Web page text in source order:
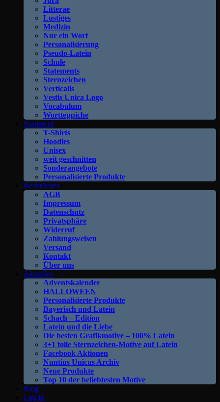
Litterae
Lustiges
Medizin
Nur ein Wort
Personalisierung
Pseudo-Latein
Schule
Statements
Sternzeichen
Verticalis
Vestis Unica Logo
Vocabulum
Wortteppiche
Sortiment
T-Shirts
Hoodies
Unisex
weit geschnitten
Sonderangebote
Personalisierte Produkte
Rechtliches
AGB
Impressum
Datenschutz
Privatsphäre
Widerruf
Zahlungsweisen
Versand
Kontakt
Über uns
Aktuelles
Adventskalender
HALLOWEEN
Personalisierte Produkte
Bayerisch und Latein
Schach – Edition
Latein und die Liebe
Die besten Grafikmotive – 100% Latein
3+1 tolle Sternzeichen-Motive auf Latein
Facebook Aktionen
Nuntius Unicus Archiv
Neue Produkte
Top 10 der beliebtesten Motive
Blog
Log In